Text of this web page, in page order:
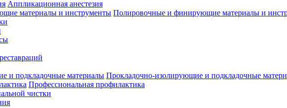
Аппликационная анестезия
Полировочные и финирующие материалы и
Прокладочно-изолирующие и подкладочные
Профессиональная профилактика
чистки